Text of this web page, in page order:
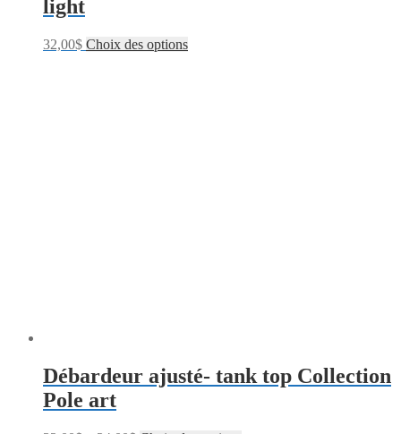
light
32,00$ Choix des options
Débardeur ajusté- tank top Collection
Pole art